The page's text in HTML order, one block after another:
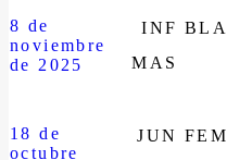
8 de
noviembre
de 2025
INF BLA
MAS
18 de
octubre
JUN FEM